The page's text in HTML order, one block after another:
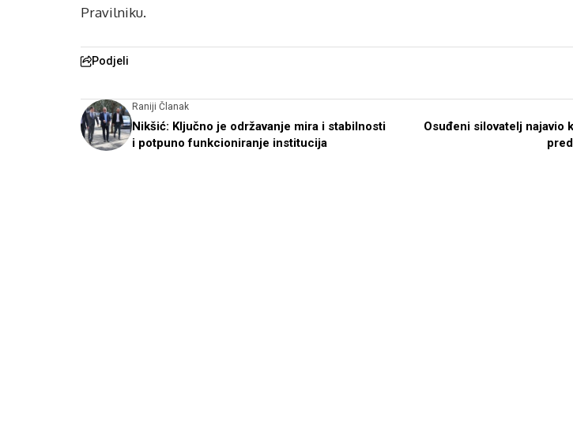
Pravilniku.
Podjeli
Raniji Članak
Nikšić: Ključno je održavanje mira i stabilnosti
i potpuno funkcioniranje institucija
Osuđeni silovatelj najavio